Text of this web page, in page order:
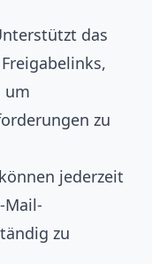
das
um
zu
jederzeit
Mail-
zu